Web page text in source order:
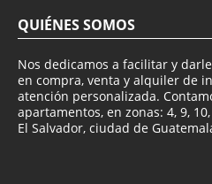
QUIÉNES SOMOS
Nos dedicamos a facilitar y
en compra, venta y alquiler de
atención personalizada.
apartamentos, en zonas: 4, 9,
El Salvador, ciudad de